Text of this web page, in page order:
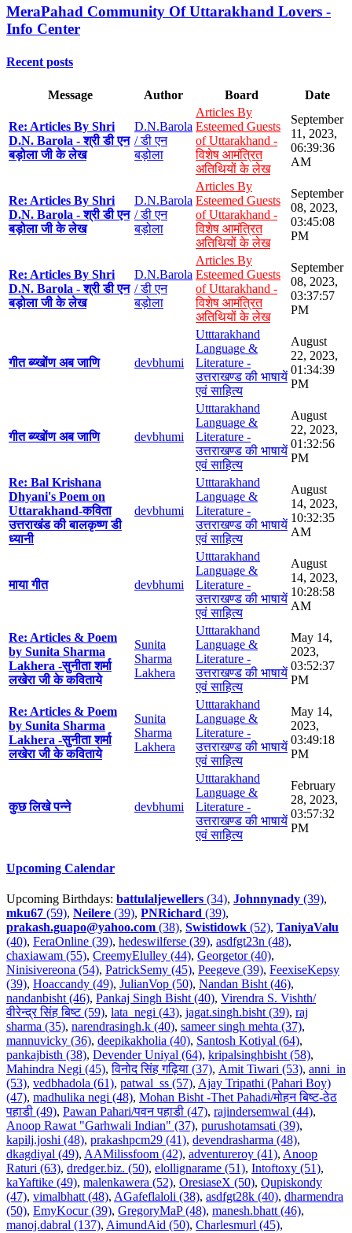
MeraPahad Community Of Uttarakhand Lovers -
Info Center
Recent posts
Message Author Board Date
Re: Articles By Shri
D.N. Barola - श्री डी एन
बड़ोला जी के लेख
D.N.Barola
/ डी एन
बड़ोला
Articles By
Esteemed Guests
of Uttarakhand -
विशेष आमंत्रित
अतिथियों के लेख
September
11, 2023,
06:39:36
AM
Re: Articles By Shri
D.N. Barola - श्री डी एन
बड़ोला जी के लेख
D.N.Barola
/ डी एन
बड़ोला
Articles By
Esteemed Guests
of Uttarakhand -
विशेष आमंत्रित
अतिथियों के लेख
September
08, 2023,
03:45:08
PM
Re: Articles By Shri
D.N. Barola - श्री डी एन
बड़ोला जी के लेख
D.N.Barola
/ डी एन
बड़ोला
Articles By
Esteemed Guests
of Uttarakhand -
विशेष आमंत्रित
अतिथियों के लेख
September
08, 2023,
03:37:57
PM
गीत ब्य्खोंण अब जाणि devbhumi
Utttarakhand
Language &
Literature -
उत्तराखण्ड की भाषायें
एवं साहित्य
August
22, 2023,
01:34:39
PM
गीत ब्य्खोंण अब जाणि devbhumi
Utttarakhand
Language &
Literature -
उत्तराखण्ड की भाषायें
एवं साहित्य
August
22, 2023,
01:32:56
PM
Re: Bal Krishana
Dhyani's Poem on
Uttarakhand-कविता
उत्तराखंड की बालकृष्ण डी
ध्यानी
devbhumi
Utttarakhand
Language &
Literature -
उत्तराखण्ड की भाषायें
एवं साहित्य
August
14, 2023,
10:32:35
AM
माया गीत devbhumi
Utttarakhand
Language &
Literature -
उत्तराखण्ड की भाषायें
एवं साहित्य
August
14, 2023,
10:28:58
AM
Re: Articles & Poem
by Sunita Sharma
Lakhera -सुनीता शर्मा
लखेरा जी के कविताये
Sunita
Sharma
Lakhera
Utttarakhand
Language &
Literature -
उत्तराखण्ड की भाषायें
एवं साहित्य
May 14,
2023,
03:52:37
PM
Re: Articles & Poem
by Sunita Sharma
Lakhera -सुनीता शर्मा
लखेरा जी के कविताये
Sunita
Sharma
Lakhera
Utttarakhand
Language &
Literature -
उत्तराखण्ड की भाषायें
एवं साहित्य
May 14,
2023,
03:49:18
PM
कुछ लिखे पन्ने devbhumi
Utttarakhand
Language &
Literature -
उत्तराखण्ड की भाषायें
एवं साहित्य
February
28, 2023,
03:57:32
PM
Upcoming Calendar
Upcoming Birthdays: battulaljewellers (34), Johnnynady (39),
mku67 (59), Neilere (39), PNRichard (39),
prakash.guapo@yahoo.com (38), Swistidowk (52), TaniyaValu
(40), FeraOnline (39), hedeswilferse (39), asdfgt23n (48),
chaxiawam (55), CreemyElulley (44), Georgetor (40),
Ninisivereona (54), PatrickSemy (45), Peegeve (39), FeexiseKepsy
(39), Hoaccandy (49), JulianVop (50), Nandan Bisht (46),
nandanbisht (46), Pankaj Singh Bisht (40), Virendra S. Vishth/
वीरेन्द्र सिंह बिष्ट (59), lata_negi (43), jagat.singh.bisht (39), raj
sharma (35), narendrasingh.k (40), sameer singh mehta (37),
mannuvicky (36), deepikakholia (40), Santosh Kotiyal (64),
pankajbisth (38), Devender Uniyal (64), kripalsinghbisht (58),
Mahindra Negi (45),विनोद सिंह गढ़िया (37), Amit Tiwari (53), anni_in
(53), vedbhadola (61), patwal_ss (57), Ajay Tripathi (Pahari Boy)
(47), madhulika negi (48), Mohan Bisht -Thet Pahadi/मोहन बिष्ट-ठेठ
पहाडी (49), Pawan Pahari/पवन पहाडी (47), rajindersemwal (44),
Anoop Rawat "Garhwali Indian" (37), purushotamsati (39),
kapilj.joshi (48), prakashpcm29 (41), devendrasharma (48),
dkagdiyal (49), AAMilissfoom (42), adventureroy (41), Anoop
Raturi (63), dredger.biz. (50), elollignarame (51), Intoftoxy (51),
kaYaftike (49), malenkawera (52), OresiaseX (50), Qupiskondy
(47), vimalbhatt (48), AGafeflaloli (38), asdfgt28k (40), dharmendra
(50), EmyKocur (39), GregoryMaP (48), manesh.bhatt (46),
manoj.dabral (137), AimundAid (50), Charlesmurl (45),